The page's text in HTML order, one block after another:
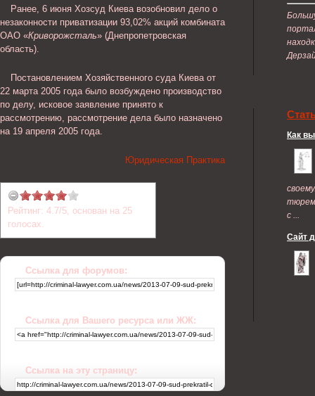
Ранее, 6 июня Хозсуд Киева возобновил дело о
незаконности приватизации 93,02% акций комбината
ОАО «Криворожсталь» (Днепропетровская
область).
Постановлением Хозяйственного суда Киева от
22 марта 2005 года было возбуждено производство
по делу, исковое заявление принято к
рассмотрению, рассмотрение дела было назначено
на 19 апреля 2005 года.
Юридическая Практика
Рейтинг: 4.7/5, основан на 25
голосах.
Ссылка для форумов:
Ссылка для Вашего ресурса или ЖЖ:
Ссылка на эту страницу:
Как
с ...
Сайт